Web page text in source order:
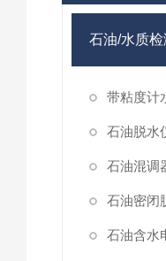
石油/水质检
带粘度计
石油脱水
石油混调
石油密闭
石油含水